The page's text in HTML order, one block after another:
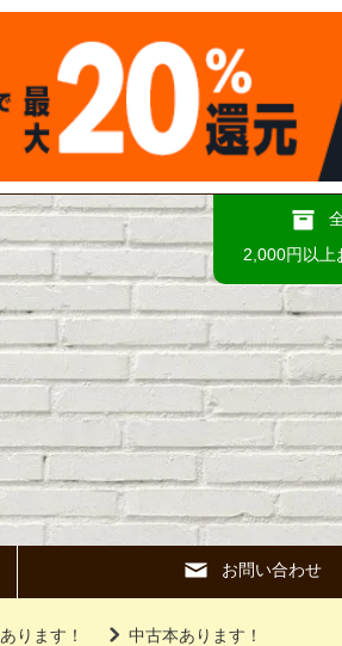
2,000円以上
お問い合わせ
ります！ 中古本あります！